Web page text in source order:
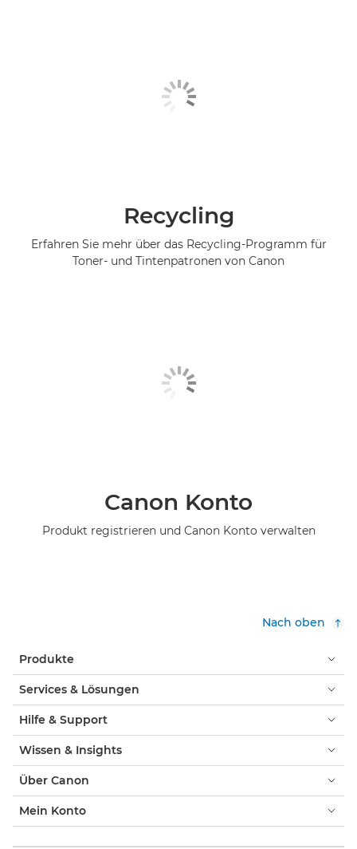
Recycling
Erfahren Sie mehr über das Recycling-Programm für
Toner- und Tintenpatronen von Canon
Canon Konto
Produkt registrieren und Canon Konto verwalten
Nach oben
Produkte
Services & Lösungen
Hilfe & Support
Wissen & Insights
Über Canon
Mein Konto